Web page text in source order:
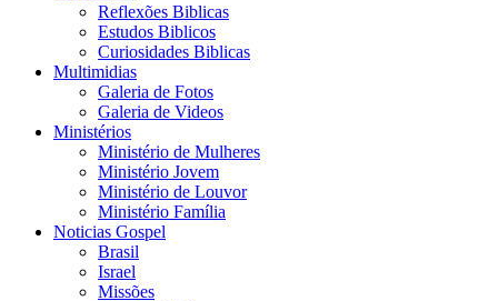
Reflexões Biblicas
Estudos Biblicos
Curiosidades Biblicas
Multimidias
Galeria de Fotos
Galeria de Videos
Ministérios
Ministério de Mulheres
Ministério Jovem
Ministério de Louvor
Ministério Família
Noticias Gospel
Brasil
Israel
Missões